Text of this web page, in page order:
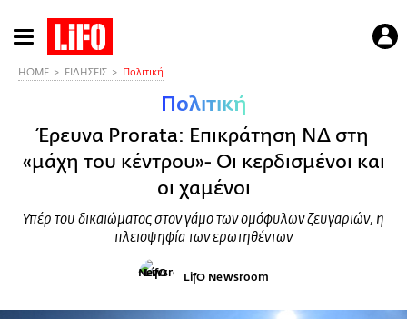
Παράκαμψη
προς
HOME ΕΙΔΗΣΕΙΣ Πολιτική
Πολιτική
Έρευνα Prorata: Επικράτηση ΝΔ στη
«μάχη του κέντρου»- Οι κερδισμένοι και
οι χαμένοι
Υπέρ του δικαιώματος στον γάμο των ομόφυλων ζευγαριών, η
πλειοψηφία των ερωτηθέντων
LifO Newsroom